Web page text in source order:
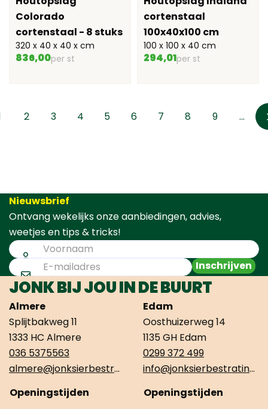
Colorado
cortenstaal - 8 stuks
320 x 40 x 40 x cm
836,00per st
cortenstaal
100x40x100 cm
100 x 100 x 40 cm
294,01per st
2 3 4 5 6 7 8 9 ...
Nieuwsbrief
Ontvang wekelijks onze aanbiedingen, advies,
weetjes en tips & tricks!
Inschrijven
JONK BIJ JOU IN DE BUURT
Almere
Splijtbakweg 11
1333 HC Almere
036 5375563
almere@jonksierbestrating.nl
Openingstijden
Edam
Oosthuizerweg 14
1135 GH Edam
0299 372 499
info@jonksierbestrating.nl
Openingstijden